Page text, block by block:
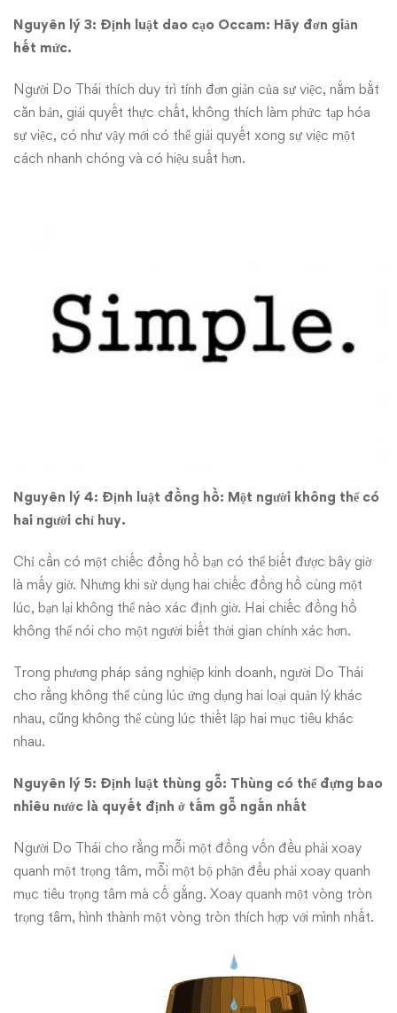
Nguyên lý 3: Định luật dao cạo Occam: Hãy đơn giản
hết mức.
Người Do Thái thích duy trì tính đơn giản của sự việc, nắm bắt
căn bản, giải quyết thực chất, không thích làm phức tạp hóa
sự việc, có như vậy mới có thể giải quyết xong sự việc một
cách nhanh chóng và có hiệu suất hơn.
Nguyên lý 4: Định luật đồng hồ: Một người không thể có
hai người chỉ huy.
Chỉ cần có một chiếc đồng hồ bạn có thể biết được bây giờ
là mấy giờ. Nhưng khi sử dụng hai chiếc đồng hồ cùng một
lúc, bạn lại không thể nào xác định giờ. Hai chiếc đồng hồ
không thể nói cho một người biết thời gian chính xác hơn.
Trong phương pháp sáng nghiệp kinh doanh, người Do Thái
cho rằng không thể cùng lúc ứng dụng hai loại quản lý khác
nhau, cũng không thể cùng lúc thiết lập hai mục tiêu khác
nhau.
Nguyên lý 5: Định luật thùng gỗ: Thùng có thể đựng bao
nhiêu nước là quyết định ở tấm gỗ ngắn nhất
Người Do Thái cho rằng mỗi một đồng vốn đều phải xoay
quanh một trọng tâm, mỗi một bộ phận đều phải xoay quanh
mục tiêu trọng tâm mà cố gắng. Xoay quanh một vòng tròn
trọng tâm, hình thành một vòng tròn thích hợp với mình nhất.